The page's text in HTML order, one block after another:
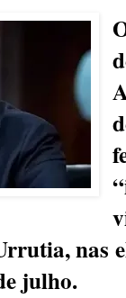
nas
julho.